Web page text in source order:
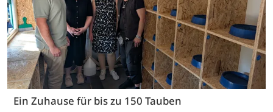
Ein Zuhause für bis zu 150 Tauben